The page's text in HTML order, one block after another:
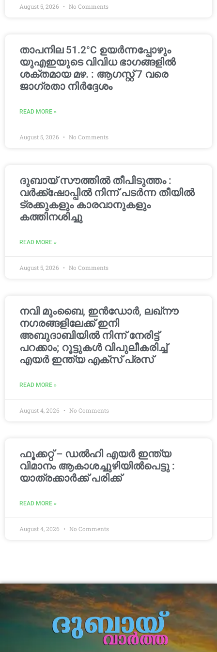
August 5, 2026 No Comments
താപനില 51.2°C ഉയർന്നപ്പോഴും
യുഎഇയുടെ വിവിധ ഭാഗങ്ങളിൽ
ശക്തമായ മഴ. : ആഗസ്റ്റ് 7 വരെ
ജാഗ്രതാ നിർദ്ദേശം
READ MORE »
August 5, 2026 No Comments
ദുബായ് സൗത്തിൽ തീപിടുത്തം :
വർക്ക്‌ഷോപ്പിൽ നിന്ന് പടർന്ന തീയിൽ
ട്രക്കുകളും കാരവാനുകളും
കത്തിനശിച്ചു
READ MORE »
August 5, 2026 No Comments
നവി മുംബൈ, ഇൻഡോർ, ലഖ്നൗ
നഗരങ്ങളിലേക്ക് ഇനി
അബുദാബിയിൽ നിന്ന് നേരിട്ട്
പറക്കാം; റൂട്ടുകൾ വിപുലീകരിച്ച്
എയർ ഇന്ത്യ എക്സ് പ്രസ്
READ MORE »
August 4, 2026 No Comments
ഫൂക്കറ്റ് – ഡൽഹി എയര്‍ ഇന്ത്യ
വിമാനം ആകാശച്ചുഴിയില്‍പെട്ടു :
യാത്രക്കാര്‍ക്ക് പരിക്ക്
READ MORE »
August 4, 2026 No Comments